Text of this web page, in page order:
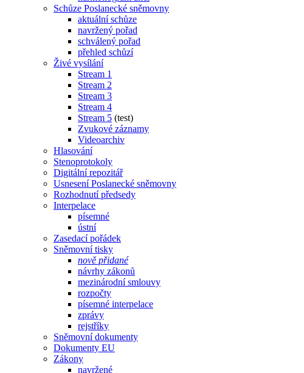
Schůze Poslanecké sněmovny
aktuální schůze
navržený pořad
schválený pořad
přehled schůzí
Živé vysílání
Stream 1
Stream 2
Stream 3
Stream 4
Stream 5 (test)
Zvukové záznamy
Videoarchiv
Hlasování
Stenoprotokoly
Digitální repozitář
Usnesení Poslanecké sněmovny
Rozhodnutí předsedy
Interpelace
písemné
ústní
Zasedací pořádek
Sněmovní tisky
nově přidané
návrhy zákonů
mezinárodní smlouvy
rozpočty
písemné interpelace
zprávy
rejstříky
Sněmovní dokumenty
Dokumenty EU
Zákony
navržené